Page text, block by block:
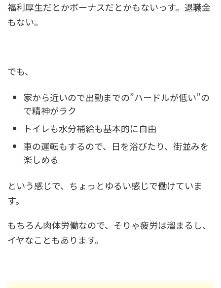
福利厚生だとかボーナスだとかもないっす。退職金
もない。
でも、
家から近いので出勤までの”ハードルが低い”の
で精神がラク
トイレも水分補給も基本的に自由
車の運転もするので、日を浴びたり、街並みを
楽しめる
という感じで、ちょっとゆるい感じで働けていま
す。
もちろん肉体労働なので、そりゃ疲労は溜まるし、
イヤなこともあります。